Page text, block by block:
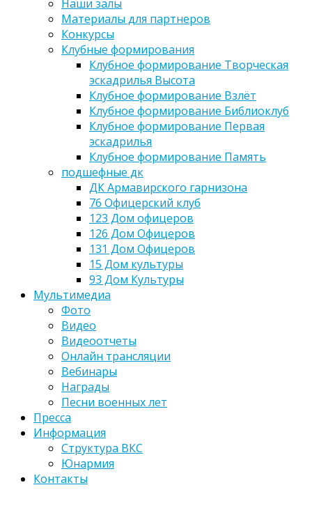
Наши залы
Материалы для партнеров
Конкурсы
Клубные формирования
Клубное формирование Творческая
эскадрилья Высота
Клубное формирование Взлёт
Клубное формирование Библиоклуб
Клубное формирование Первая
эскадрилья
Клубное формирование Память
подшефные дк
ДК Армавирского гарнизона
76 Офицерский клуб
123 Дом офицеров
126 Дом Офицеров
131 Дом Офицеров
15 Дом культуры
93 Дом Культуры
Мультимедиа
Фото
Видео
Видеоотчеты
Онлайн трансляции
Вебинары
Награды
Песни военных лет
Пресса
Информация
Структура ВКС
Юнармия
Контакты